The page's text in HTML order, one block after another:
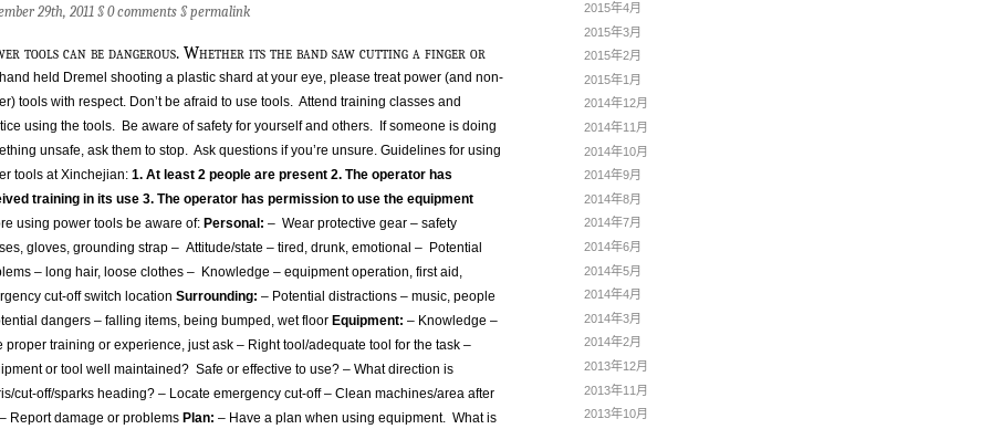
29th, 2011 §0 comments §permalink
tools can be dangerous. Whether its the band saw cutting a finger or
held Dremel shooting a plastic shard at your eye, please treat power (and non-
tools with respect. Don’t be afraid to use tools. Attend training classes and
using the tools. Be aware of safety for yourself and others. If someone is doing
unsafe, ask them to stop. Ask questions if you’re unsure. Guidelines for using
tools at Xinchejian: 1. At least 2 people are present 2. The operator has
training in its use 3. The operator has permission to use the equipment
using power tools be aware of: Personal: – Wear protective gear – safety
gloves, grounding strap – Attitude/state – tired, drunk, emotional – Potential
– long hair, loose clothes – Knowledge – equipment operation, first aid,
cut-off switch location Surrounding: – Potential distractions – music, people
dangers – falling items, being bumped, wet floor Equipment: – Knowledge –
proper training or experience, just ask – Right tool/adequate tool for the task –
or tool well maintained? Safe or effective to use? – What direction is
cut-off/sparks heading? – Locate emergency cut-off – Clean machines/area after
Report damage or problems Plan: – Have a plan when using equipment. What is
2015年4月
2015年3月
2015年2月
2015年1月
2014年12月
2014年11月
2014年10月
2014年9月
2014年8月
2014年7月
2014年6月
2014年5月
2014年4月
2014年3月
2014年2月
2013年12月
2013年11月
2013年10月